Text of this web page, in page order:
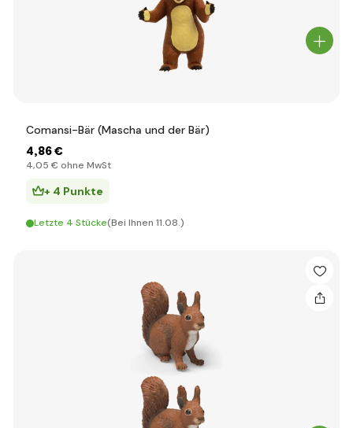
Comansi-Bär (Mascha und der Bär)
4,86 €
4,05 € ohne MwSt
+ 4 Punkte
Letzte 4 Stücke(Bei Ihnen 11.08.)